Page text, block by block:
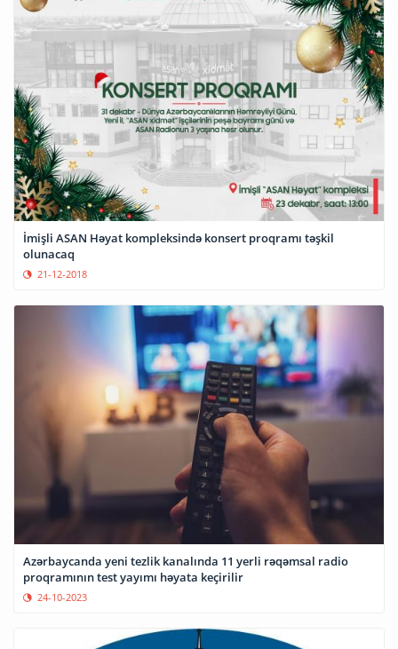
İmişli ASAN Həyat kompleksində konsert proqramı təşkil
olunacaq
21-12-2018
Azərbaycanda yeni tezlik kanalında 11 yerli rəqəmsal radio
proqramının test yayımı həyata keçirilir
24-10-2023